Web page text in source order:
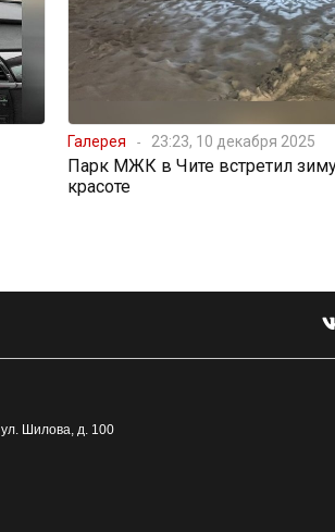
Галерея 23:23, 10 декабря 2025
Парк МЖК в Чите встретил
красоте
ул. Шилова, д. 100